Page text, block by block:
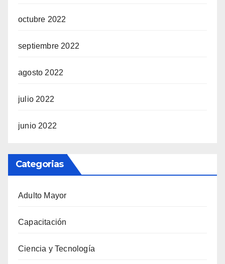
octubre 2022
septiembre 2022
agosto 2022
julio 2022
junio 2022
Categorias
Adulto Mayor
Capacitación
Ciencia y Tecnología